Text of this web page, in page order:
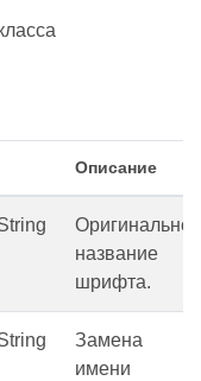
Описание
Оригинальное
название
шрифта.
Замена
имени